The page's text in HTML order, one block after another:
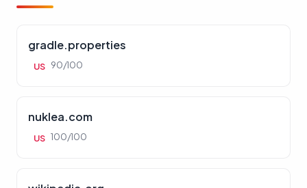
gradle.properties
US 90/100
nuklea.com
US 100/100